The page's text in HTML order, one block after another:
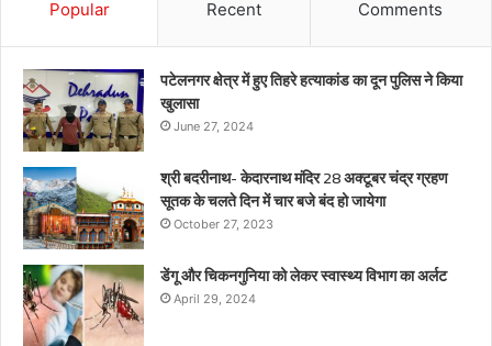
Popular Recent Comments
पटेलनगर क्षेत्र में हुए तिहरे हत्याकांड का दून पुलिस ने किया
खुलासा
June 27, 2024
श्री बदरीनाथ- केदारनाथ मंदिर 28 अक्टूबर चंद्र ग्रहण
सूतक के चलते दिन में चार बजे बंद हो जायेगा
October 27, 2023
डेंगू और चिकनगुनिया को लेकर स्वास्थ्य विभाग का अर्लट
April 29, 2024